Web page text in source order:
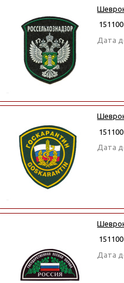
Дата
Дата
Дата